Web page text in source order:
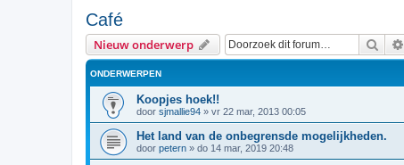
Café
Nieuw onderwerp Zoek
ONDERWERPEN
Koopjes hoek!!
door sjmallie94 » vr 22 mar, 2013 00:05
Het land van de onbegrensde mogelijkheden.
door petern » do 14 mar, 2019 20:48